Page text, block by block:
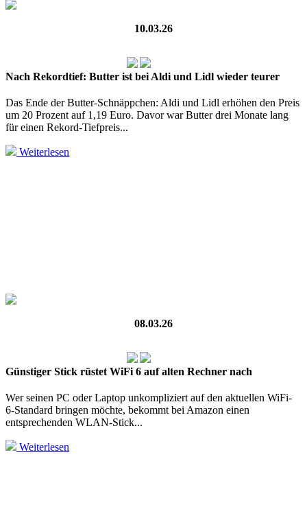
10.03.26
Nach Rekordtief: Butter ist bei Aldi und Lidl wieder teurer
Das Ende der Butter-Schnäppchen: Aldi und Lidl erhöhen den Preis
um 20 Prozent auf 1,19 Euro. Davor war Butter drei Monate lang
für einen Rekord-Tiefpreis...
Weiterlesen
08.03.26
Günstiger Stick rüstet WiFi 6 auf alten Rechner nach
Wer seinen PC oder Laptop unkompliziert auf den aktuellen WiFi-
6‑Standard bringen möchte, bekommt bei Amazon einen
entsprechenden WLAN‑Stick...
Weiterlesen